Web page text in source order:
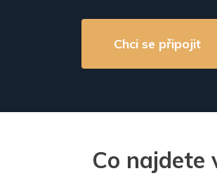
Chci se připojit
Co najdete